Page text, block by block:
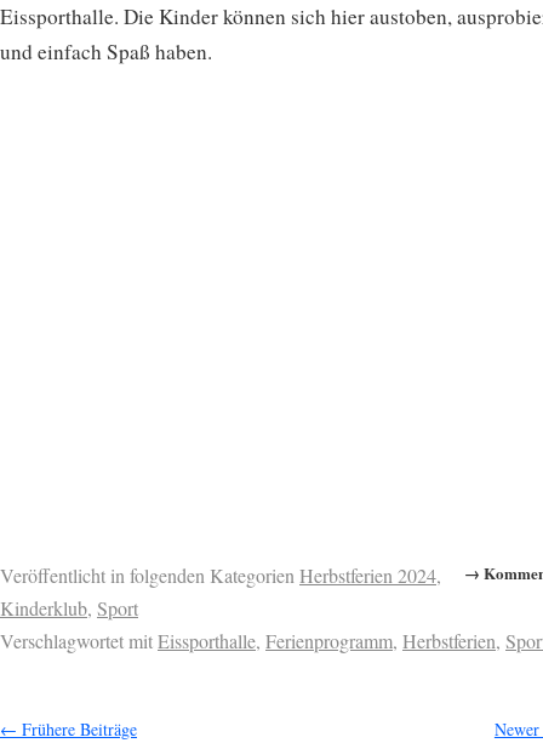
Eissporthalle. Die Kinder können sich hier austoben,
und einfach Spaß haben.
→
Veröffentlicht in folgenden KategorienHerbstferien 2024,
Kinderklub, Sport
Verschlagwortet mitEissporthalle, Ferienprogramm, Herbstferien,
← Frühere Beiträge